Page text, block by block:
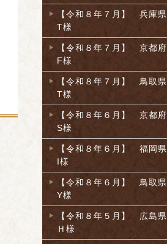
【令和８年７月】 兵庫県
T様
【令和８年７月】 京都府
F様
【令和８年７月】 鳥取県
T様
【令和８年６月】 京都府
S様
【令和８年６月】 福岡県
I様
【令和８年６月】 鳥取県
Y様
【令和８年５月】 広島県
Ｈ様